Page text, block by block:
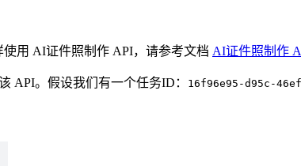
用 AI证件照制作 API，请参考文档 AI证件照制作
API。假设我们有一个任务ID： 16f96e95-d95c-